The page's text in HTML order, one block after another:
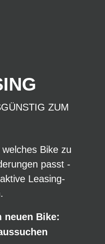
ZUM
Bike zu
passt -
Leasing-
neuen Bike: